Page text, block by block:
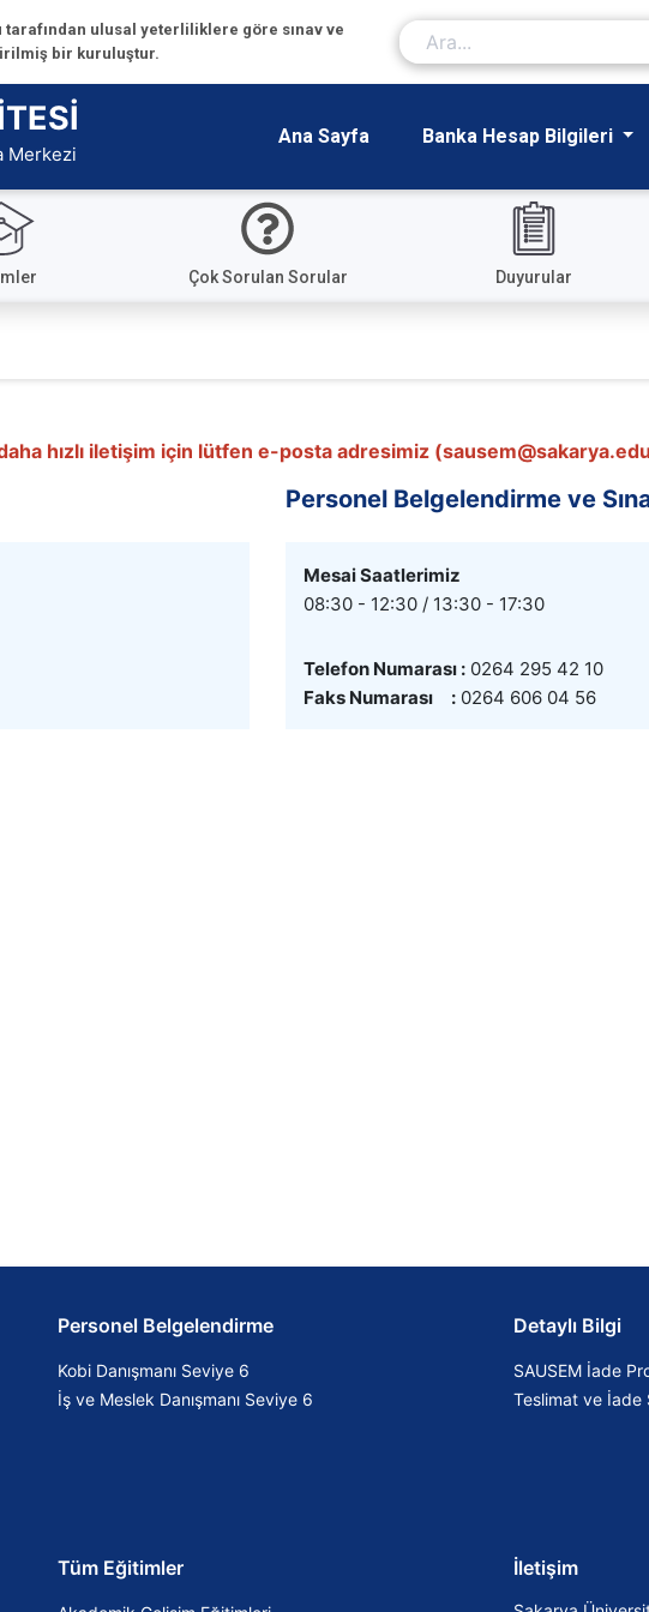
tarafından ulusal yeterliliklere göre sınav ve
bir kuruluştur.
Merkezi
Ana Sayfa Banka Hesap Bilgileri
Çok Sorulan Sorular Duyurular
hızlı iletişim için lütfen e-posta adresimiz
Personel Belgelendirme ve
Mesai Saatlerimiz
08:30 - 12:30 / 13:30 - 17:30
Telefon Numarası : 0264 295 42 10
Faks Numarası : 0264 606 04 56
Personel Belgelendirme
Kobi Danışmanı Seviye 6
İş ve Meslek Danışmanı Seviye 6
Detaylı Bilgi
SAUSEM İade
Teslimat ve İade
Tüm Eğitimler İletişim